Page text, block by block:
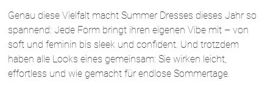
Genau diese Vielfalt macht Summer Dresses dieses Jahr so
spannend: Jede Form bringt ihren eigenen Vibe mit – von
soft und feminin bis sleek und confident. Und trotzdem
haben alle Looks eines gemeinsam: Sie wirken leicht,
effortless und wie gemacht für endlose Sommertage.